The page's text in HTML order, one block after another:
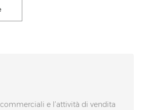
e l’attività di vendita